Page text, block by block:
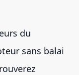
du
sans balai